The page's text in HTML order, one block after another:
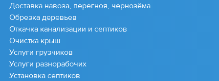
Доставка навоза, перегноя, чернозёма
Обрезка деревьев
Откачка канализации и септиков
Очистка крыш
Услуги грузчиков
Услуги разнорабочих
Установка септиков